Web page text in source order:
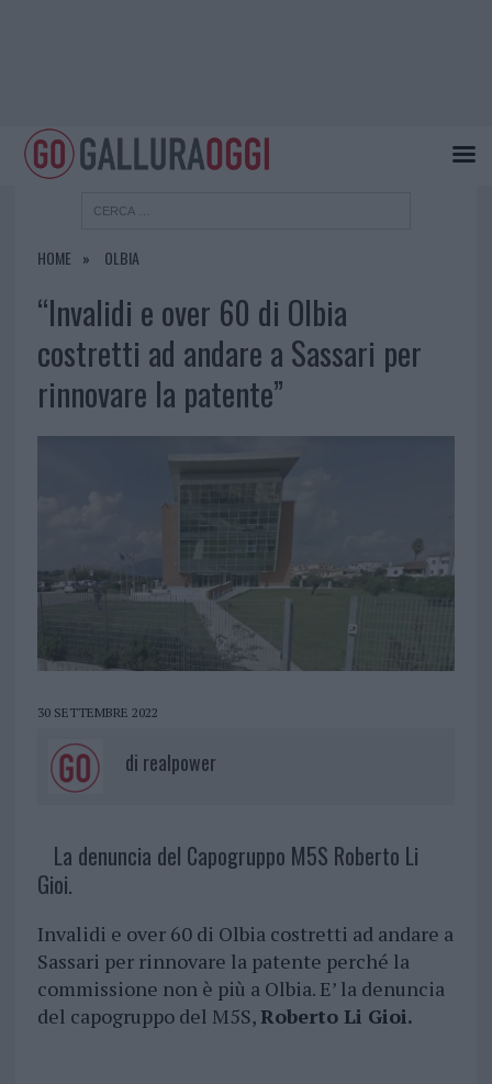
HOME OLBIA
“Invalidi e over 60 di Olbia
costretti ad andare a Sassari per
rinnovare la patente”
30 SETTEMBRE 2022
di realpower
La denuncia del Capogruppo M5S Roberto Li
Gioi.
Invalidi e over 60 di Olbia costretti ad andare a
Sassari per rinnovare la patente perché la
commissione non è più a Olbia. E’ la denuncia
del capogruppo del M5S,Roberto Li Gioi.